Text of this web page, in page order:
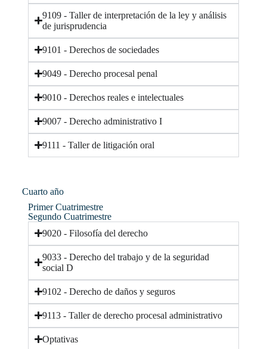
9109 - Taller de interpretación de la ley y análisis
de jurisprudencia
9101 - Derechos de sociedades
9049 - Derecho procesal penal
9010 - Derechos reales e intelectuales
9007 - Derecho administrativo I
9111 - Taller de litigación oral
Cuarto año​
Primer Cuatrimestre
Segundo Cuatrimestre
9020 - Filosofía del derecho
9033 - Derecho del trabajo y de la seguridad
social D
9102 - Derecho de daños y seguros
9113 - Taller de derecho procesal administrativo
Optativas